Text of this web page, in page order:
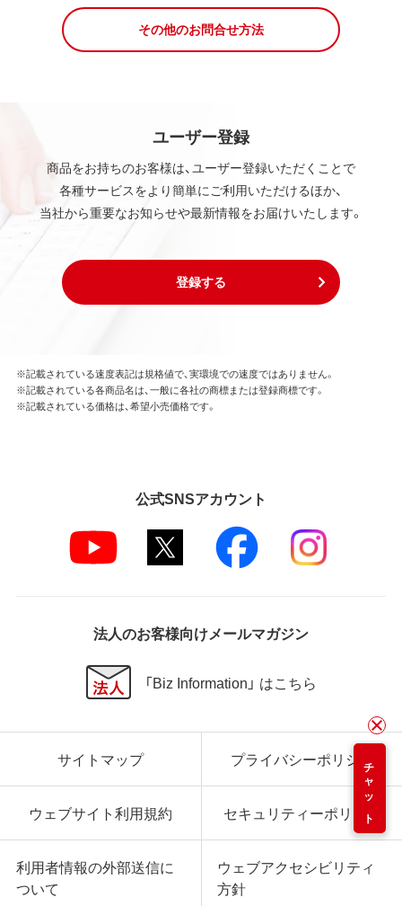
その他のお問合せ方法
ユーザー登録
商品をお持ちのお客様は、ユーザー登録いただくことで
各種サービスをより簡単にご利用いただけるほか、
当社から重要なお知らせや最新情報をお届けいたします。
登録する
チャット
※記載されている速度表記は規格値で、実環境での速度ではありません。
※記載されている各商品名は、一般に各社の商標または登録商標です。
※記載されている価格は、希望小売価格です。
公式SNSアカウント
法人のお客様向けメールマガジン
「Biz Information」 はこちら
サイトマップ プライバシーポリシー
ウェブサイト利用規約 セキュリティーポリシー
利用者情報の外部送信に
ついて
ウェブアクセシビリティ
方針